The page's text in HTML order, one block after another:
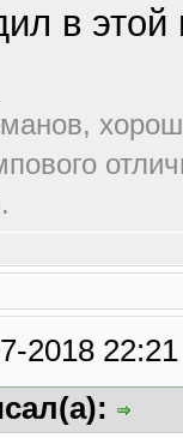
в этой
2018 22:21